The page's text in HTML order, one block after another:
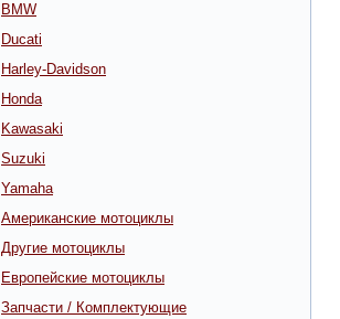
BMW
Ducati
Harley-Davidson
Honda
Kawasaki
Suzuki
Yamaha
Американские мотоциклы
Другие мотоциклы
Европейские мотоциклы
Запчасти / Комплектующие